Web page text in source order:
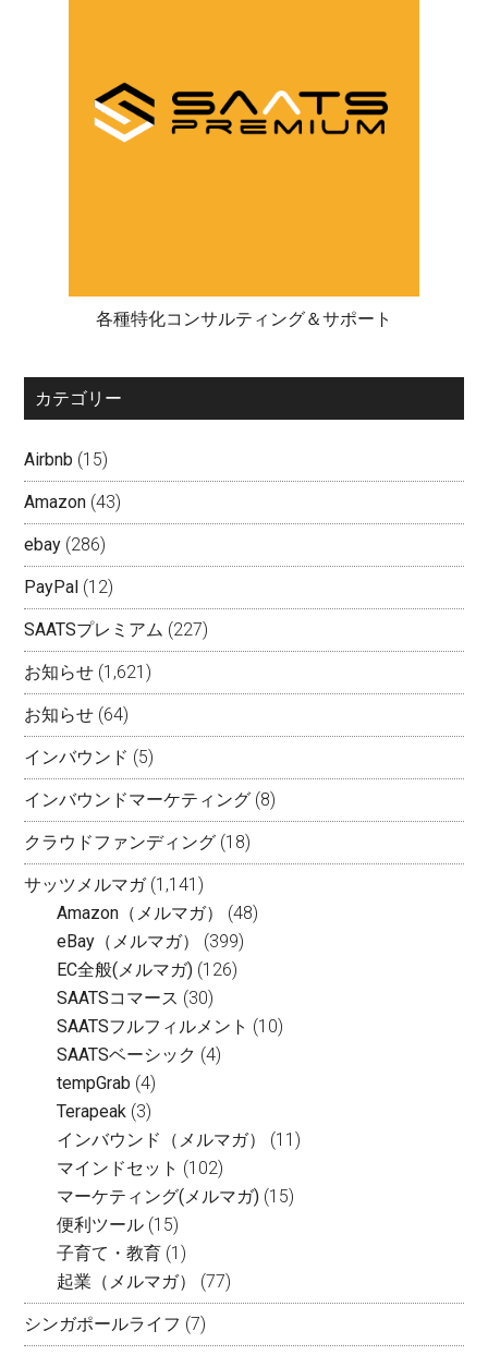
各種特化コンサルティング＆サポート
カテゴリー
Airbnb (15)
Amazon (43)
ebay (286)
PayPal (12)
SAATSプレミアム (227)
お知らせ (1,621)
お知らせ (64)
インバウンド (5)
インバウンドマーケティング (8)
クラウドファンディング (18)
サッツメルマガ(1,141)
Amazon（メルマガ）
(48)
eBay（メルマガ）
(399)
EC全般(メルマガ) (126)
SAATSコマース (30)
SAATSフルフィルメント (10)
SAATSベーシック (4)
tempGrab (4)
Terapeak (3)
インバウンド（メルマガ）
(11)
マインドセット (102)
マーケティング(メルマガ) (15)
便利ツール (15)
子育て・教育 (1)
起業（メルマガ）
(77)
シンガポールライフ (7)